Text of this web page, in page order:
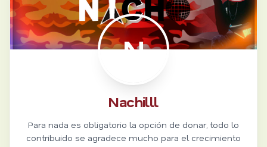
N
Nachilll
Para nada es obligatorio la opción de donar, todo lo
contribuido se agradece mucho para el crecimiento